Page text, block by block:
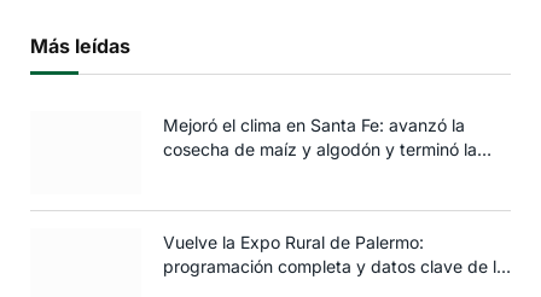
Más leídas
Mejoró el clima en Santa Fe: avanzó la
cosecha de maíz y algodón y terminó la
Vuelve la Expo Rural de Palermo:
programación completa y datos clave de la